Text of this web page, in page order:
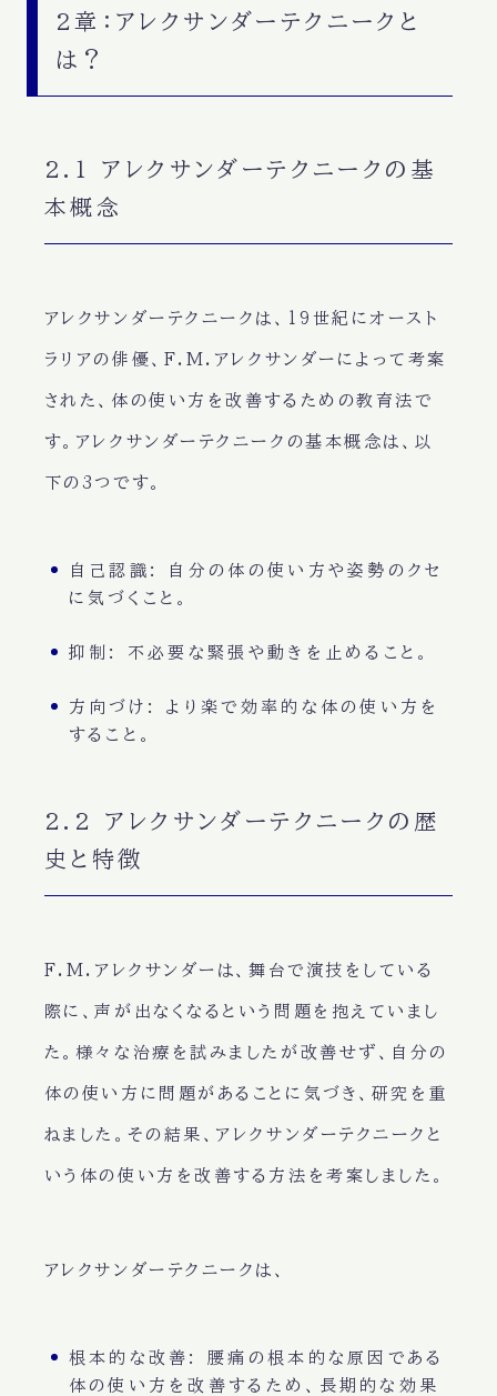
2章：アレクサンダーテクニークと
は？
2.1 アレクサンダーテクニークの基
本概念
アレクサンダーテクニークは、19世紀にオースト
ラリアの俳優、F.M.アレクサンダーによって考案
された、体の使い方を改善するための教育法で
す。アレクサンダーテクニークの基本概念は、以
下の3つです。
自己認識 : 自分の体の使い方や姿勢のクセ
に気づくこと。
抑制 : 不必要な緊張や動きを止めること。
方向づけ : より楽で効率的な体の使い方を
すること。
2.2 アレクサンダーテクニークの歴
史と特徴
F.M.アレクサンダーは、舞台で演技をしている
際に、声が出なくなるという問題を抱えていまし
た。様々な治療を試みましたが改善せず、自分の
体の使い方に問題があることに気づき、研究を重
ねました。その結果、アレクサンダーテクニークと
いう体の使い方を改善する方法を考案しました。
アレクサンダーテクニークは、
根本的な改善 : 腰痛の根本的な原因である
体の使い方を改善するため、長期的な効果